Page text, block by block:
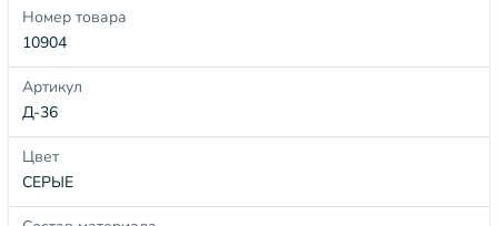
Номер товара
10904
Артикул
Д-36
Цвет
СЕРЫЕ